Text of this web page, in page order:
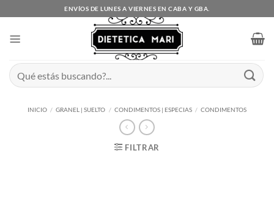
al
ENVÍOS DE LUNES A VIERNES EN CABA Y GBA.
Buscar
por:
INICIO / GRANEL | SUELTO / CONDIMENTOS | ESPECIAS / CONDIMENTOS
FILTRAR